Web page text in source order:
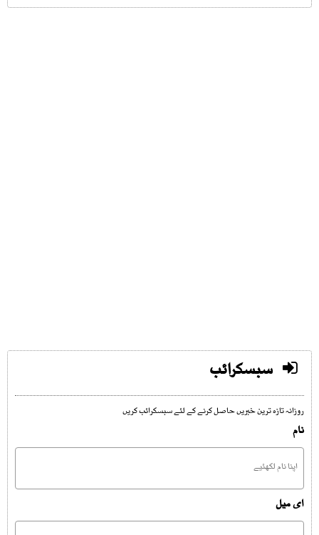
سبسکرائب
روزانہ تازہ ترین خبریں حاصل کرنے کے لئے سبسکرائب کریں
نام
ای میل